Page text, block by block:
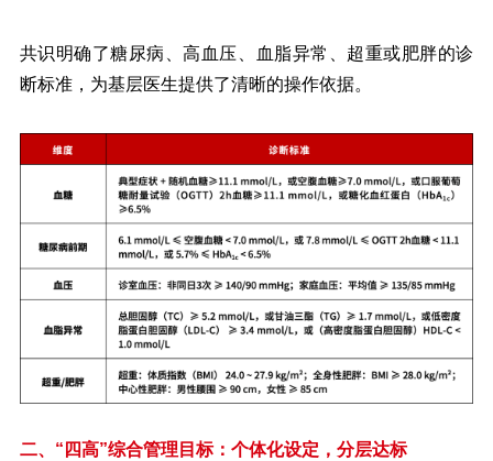
共识明确了糖尿病、高血压、血脂异常、超重或肥胖的诊
断标准，为基层医生提供了清晰的操作依据。
二、“四高”综合管理目标：个体化设定，分层达标